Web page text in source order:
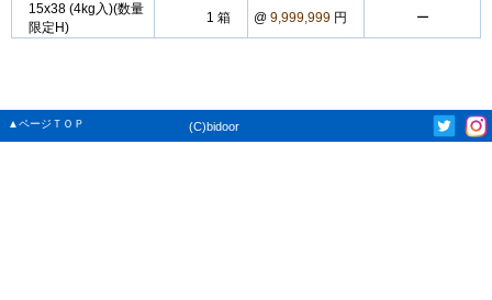
15x38 (4kg入)(数量
限定H)
1 箱 @ 9,999,999 円 ー
▲ページＴＯＰ (C)bidoor